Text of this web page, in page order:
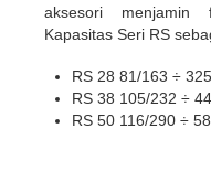
aksesori menjamin
Kapasitas Seri RS
RS 28 81/163 ÷
RS 38 105/232 ÷
RS 50 116/290 ÷